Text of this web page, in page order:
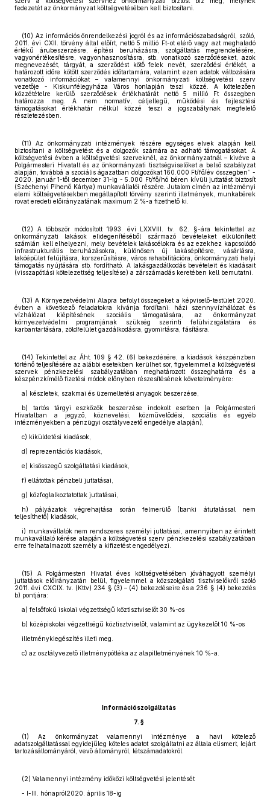
fedezetét az önkormányzat költségvetésében kell biztosítani.
(10) Az információs önrendelkezési jogról és az információszabadságról, szóló,
2011. évi CXII. törvény által előírt, nettó 5 millió Ft-ot elérő vagy azt meghaladó
értékű árubeszerzésre, építési beruházásra, szolgáltatás megrendelésére,
vagyonértékesítésre, vagyonhasznosításra, stb. vonatkozó szerződéseket, azok
megnevezését, tárgyát, a szerződést kötő felek nevét, szerződési értékét, a
határozott időre kötött szerződés időtartamára, valamint ezen adatok változására
vonatkozó információkat – valamennyi önkormányzati költségvetési szerv
vezetője - Kiskunfélegyháza Város honlapján teszi közzé. A kötelezően
közzétételre kerülő szerződések értékhatárát nettó 5 millió Ft összegben
határozza meg. A nem normatív, céljellegű, működési és fejlesztési
támogatásokat értékhatár nélkül közzé teszi a jogszabálynak megfelelő
részletezésben.
(11) Az önkormányzati intézmények részére egységes elvek alapján kell
biztosítani a költségvetést és a dolgozók számára az adható támogatásokat. A
költségvetési évben a költségvetési szerveknél, az önkormányzatnál – kivéve a
Polgármesteri Hivatalt és az önkormányzati tisztségviselőket a belső szabályzat
alapján, továbbá a szociális ágazatban dolgozókat 160.000 Ft/fő/év összegben” -
2020. január 1-től december 31-ig - 5.000 Ft/fő/hó béren kívüli juttatást biztosít
(Széchenyi Pihenő Kártya) munkavállalói részére. Jutalom címén az intézményi
elemi költségvetésekben megállapított törvény szerinti illetmények, munkabérek
rovat eredeti előirányzatának maximum 2 %-a fizethető ki.
(12) A többször módosított 1993. évi LXXVIII. tv. 62. §-ára tekintettel az
önkormányzati lakások elidegenítéséből származó bevételeket elkülönített
számlán kell elhelyezni, mely bevételek lakáscélokra és az ezekhez kapcsolódó
infrastrukturális beruházásokra, különösen új lakásépítésre, vásárlásra,
lakóépület felújításra, korszerűsítésre, város rehabilitációra, önkormányzati helyi
támogatás nyújtására stb. fordítható. A lakásgazdálkodás bevételeit és kiadásait
(visszapótlási kötelezettség teljesítése) a zárszámadás keretében kell bemutatni.
(13) A Környezetvédelmi Alapra befolyt összegeket a képviselő-testület 2020.
évben a következő feladatokra kívánja fordítani: házi szennyvízhálózat és
vízhálózat kiépítésének szociális támogatására, az önkormányzat
környezetvédelmi programjának szükség szerinti felülvizsgálatára és
karbantartására, zöldfelület gazdálkodásra, gyomirtásra, fásításra.
(14) Tekintettel az Áht. 109 § 42. (6) bekezdésére, a kiadások készpénzben
történő teljesítésére az alábbi esetekben kerülhet sor, figyelemmel a költségvetési
szervek pénzkezelési szabályzatában meghatározott összeghatárra és a
készpénzkímélő fizetési módok előnyben részesítésének követelményére:
a) készletek, szakmai és üzemeltetési anyagok beszerzése,
b) tartós tárgyi eszközök beszerzése indokolt esetben (a Polgármesteri
Hivatalban a jegyző, köznevelési, közművelődési, szociális és egyéb
intézményekben a pénzügyi osztályvezető engedélye alapján),
c) kiküldetési kiadások,
d) reprezentációs kiadások,
e) kisösszegű szolgáltatási kiadások,
f) ellátottak pénzbeli juttatásai,
g) közfoglalkoztatottak juttatásai,
h) pályázatok végrehajtása során felmerülő (banki átutalással nem
teljesíthető) kiadások,
i) munkavállalók nem rendszeres személyi juttatásai, amennyiben az érintett
munkavállaló kérése alapján a költségvetési szerv pénzkezelési szabályzatában
erre felhatalmazott személy a kifizetést engedélyezi.
(15) A Polgármesteri Hivatal éves költségvetésében jóváhagyott személyi
juttatások előirányzatán belül, figyelemmel a közszolgálati tisztviselőkről szóló
2011. évi CXCIX. tv. (Kttv) 234 § (3) – (4) bekezdéseire és a 236 § (4) bekezdés
b) pontjára:
a) felsőfokú iskolai végzettségű köztisztviselőt 30 %-os
b) középiskolai végzettségű köztisztviselőt, valamint az ügykezelőt 10 %-os
illetménykiegészítés illeti meg.
c) az osztályvezető illetménypótléka az alapilletményének 10 %-a.
Információszolgáltatás
7. §
(1) Az önkormányzat valamennyi intézménye a havi kötelező
adatszolgáltatással egyidejűleg köteles adatot szolgáltatni az általa elismert, lejárt
tartozásállományáról, vevő állományról, létszámadatokról.
(2) Valamennyi intézmény időközi költségvetési jelentését
- I-III. hónapról2020. április 18-ig